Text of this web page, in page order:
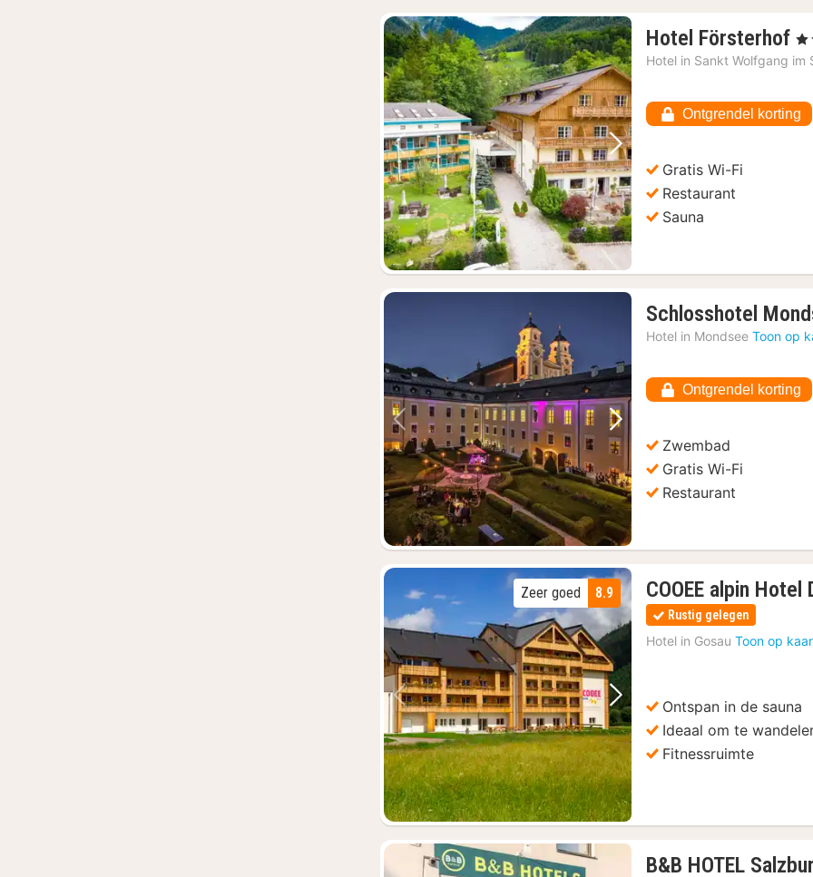
Vorige foto Volgende foto
Hotel Försterhof 1
€
, 4
Hotel in Sankt Wolfgang im
Ontgrendel korting
Gratis Wi-Fi
Restaurant
Sauna
Vorige foto Volgende foto
Schlosshotel
Hotel in Mondsee Toon op
Ontgrendel korting
Zwembad
Gratis Wi-Fi
Restaurant
Vorige foto Volgende foto
8.9
Zeer goed COOEE alpin Hotel
Rustig gelegen
Hotel in Gosau Toon op
Ontspan in de sauna
Ideaal om te
Fitnessruimte
B&B HOTEL